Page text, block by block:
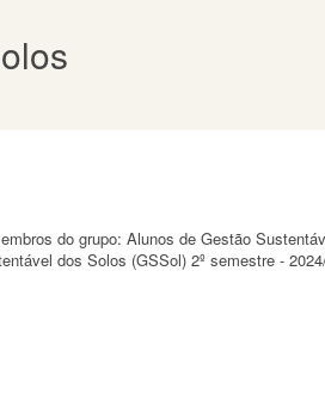
do grupo: Alunos de Gestão
dos Solos (GSSol) 2º semestre -